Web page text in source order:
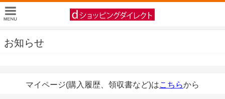
お知らせ
マイページ(購入履歴、領収書など)はこちらから